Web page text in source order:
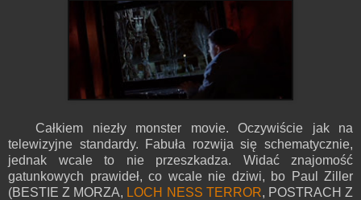
Całkiem niezły monster movie. Oczywiście jak na
telewizyjne standardy. Fabuła rozwija się schematycznie,
jednak wcale to nie przeszkadza. Widać znajomość
gatunkowych prawideł, co wcale nie dziwi, bo Paul Ziller
(BESTIE Z MORZA, LOCH NESS TERROR, POSTRACH Z